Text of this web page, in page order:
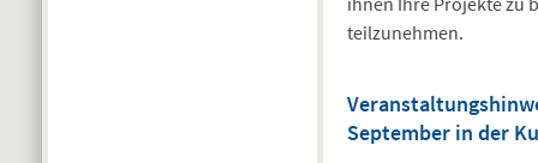
teilzunehmen.
September in der